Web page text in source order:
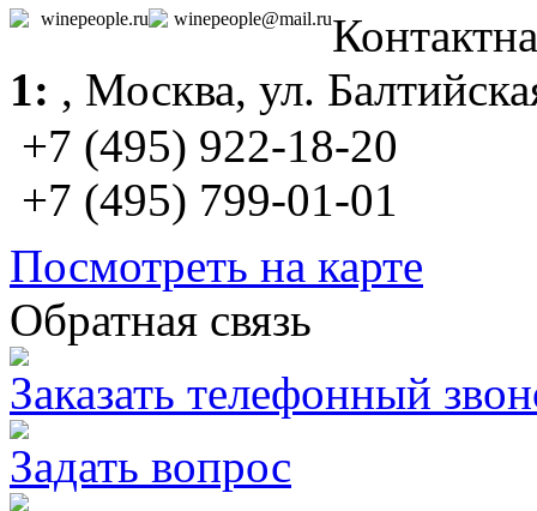
winepeople.ru winepeople@mail.ru
1: , Москва, ул.
+7 (495) 922-18-20
+7 (495) 799-01-01
Посмотреть на карте
Обратная связь
Заказать телефонный
Задать вопрос